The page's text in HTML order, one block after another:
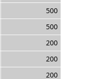
500
500
200
200
200